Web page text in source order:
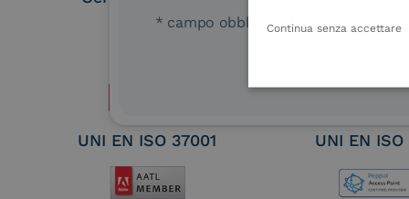
Electronic
UNI EN ISO 37001 UNI EN ISO
* campo obbligatorioContinua senza accettare